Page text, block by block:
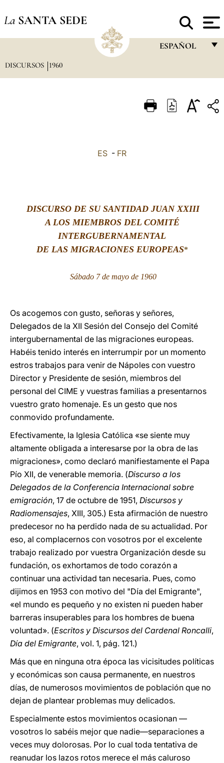
La SANTA SEDE
ESPAÑOL
ITALIANO
中文
LATINE
DISCURSOS 1960
ES - FR
DISCURSO DE SU SANTIDAD JUAN XXIII
A LOS MIEMBROS DEL COMITÉ
INTERGUBERNAMENTAL
DE LAS MIGRACIONES EUROPEAS*
Sábado 7 de mayo de 1960
Os acogemos con gusto, señoras y señores,
Delegados de la XII Sesión del Consejo del Comité
intergubernamental de las migraciones europeas.
Habéis tenido interés en interrumpir por un momento
estros trabajos para venir de Nápoles con vuestro
Director y Presidente de sesión, miembros del
personal del CIME y vuestras familias a presentarnos
vuestro grato homenaje. Es un gesto que nos
conmovido profundamente.
Efectivamente, la Iglesia Católica «se siente muy
altamente obligada a interesarse por la obra de las
migraciones», como declaró manifiestamente el Papa
Pío XII, de venerable memoria. (Discurso a los
Delegados de la Conferencia Internacional sobre
emigración, 17 de octubre de 1951, Discursos y
Radiomensajes, XIII, 305.) Esta afirmación de nuestro
predecesor no ha perdido nada de su actualidad. Por
eso, al complacernos con vosotros por el excelente
trabajo realizado por vuestra Organización desde su
fundación, os exhortamos de todo corazón a
continuar una actividad tan necesaria. Pues, como
dijimos en 1953 con motivo del "Día del Emigrante",
«el mundo es pequeño y no existen ni pueden haber
barreras insuperables para los hombres de buena
voluntad». (Escritos y Discursos del Cardenal Roncalli,
Día del Emigrante, vol. 1, pág. 121.)
Más que en ninguna otra época las vicisitudes políticas
y económicas son causa permanente, en nuestros
días, de numerosos movimientos de población que no
dejan de plantear problemas muy delicados.
Especialmente estos movimientos ocasionan —
vosotros lo sabéis mejor que nadie—separaciones a
veces muy dolorosas. Por lo cual toda tentativa de
reanudar los lazos rotos merece el más caluroso